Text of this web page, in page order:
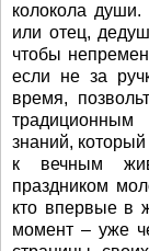
колокола
или отец,
чтобы
если не за
время,
знаний,
к вечным
праздником
кто впервые в
момент – уже